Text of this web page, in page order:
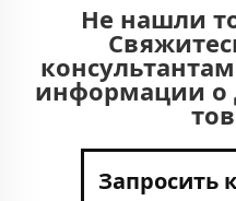
Не нашли
информации о
Запросить